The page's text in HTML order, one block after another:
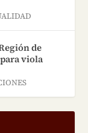
de
viola